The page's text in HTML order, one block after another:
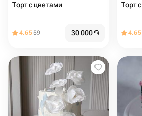
Торт с цветами
4.6559 30 000֏ 4.65